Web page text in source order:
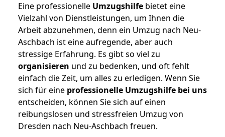
Eine professionelle Umzugshilfe bietet eine
Vielzahl von Dienstleistungen, um Ihnen die
Arbeit abzunehmen, denn ein Umzug nach Neu-
Aschbach ist eine aufregende, aber auch
stressige Erfahrung. Es gibt so viel zu
organisieren und zu bedenken, und oft fehlt
einfach die Zeit, um alles zu erledigen. Wenn Sie
sich für eine professionelle Umzugshilfe bei uns
entscheiden, können Sie sich auf einen
reibungslosen und stressfreien Umzug von
Dresden nach Neu-Aschbach freuen.